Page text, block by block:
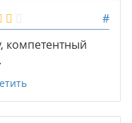
#
компетентный